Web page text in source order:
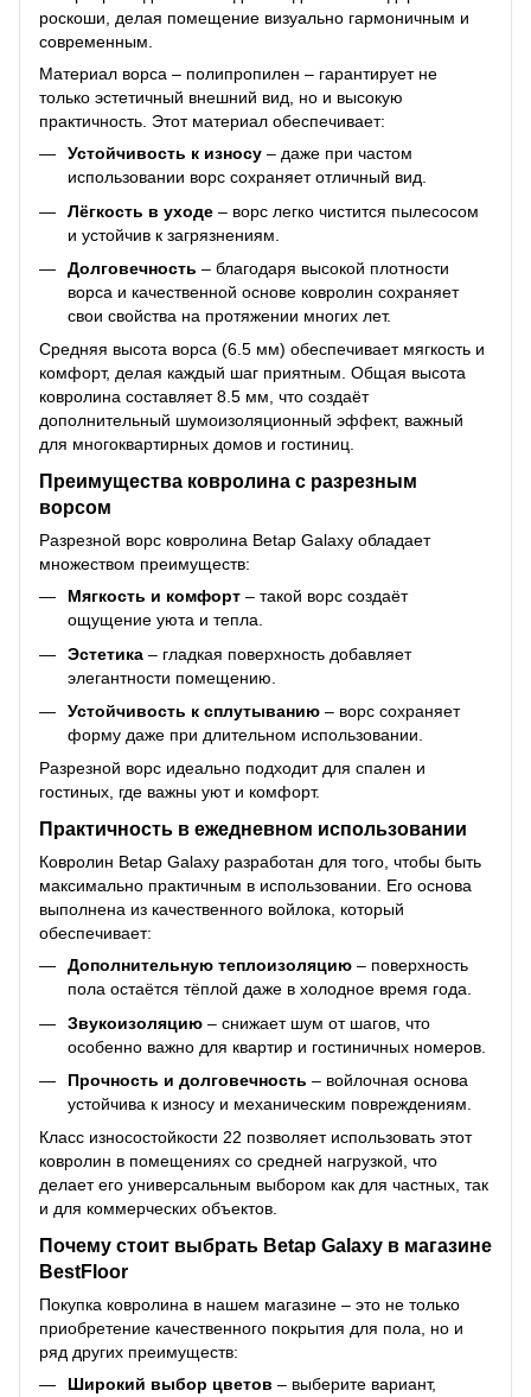
роскоши, делая помещение визуально гармоничным и
современным.
Материал ворса – полипропилен – гарантирует не
только эстетичный внешний вид, но и высокую
практичность. Этот материал обеспечивает:
Устойчивость к износу – даже при частом
использовании ворс сохраняет отличный вид.
Лёгкость в уходе – ворс легко чистится пылесосом
и устойчив к загрязнениям.
Долговечность – благодаря высокой плотности
ворса и качественной основе ковролин сохраняет
свои свойства на протяжении многих лет.
Средняя высота ворса (6.5 мм) обеспечивает мягкость и
комфорт, делая каждый шаг приятным. Общая высота
ковролина составляет 8.5 мм, что создаёт
дополнительный шумоизоляционный эффект, важный
для многоквартирных домов и гостиниц.
Преимущества ковролина с разрезным
ворсом
Разрезной ворс ковролина Betap Galaxy обладает
множеством преимуществ:
Мягкость и комфорт – такой ворс создаёт
ощущение уюта и тепла.
Эстетика – гладкая поверхность добавляет
элегантности помещению.
Устойчивость к сплутыванию – ворс сохраняет
форму даже при длительном использовании.
Разрезной ворс идеально подходит для спален и
гостиных, где важны уют и комфорт.
Практичность в ежедневном использовании
Ковролин Betap Galaxy разработан для того, чтобы быть
максимально практичным в использовании. Его основа
выполнена из качественного войлока, который
обеспечивает:
Дополнительную теплоизоляцию – поверхность
пола остаётся тёплой даже в холодное время года.
Звукоизоляцию – снижает шум от шагов, что
особенно важно для квартир и гостиничных номеров.
Прочность и долговечность – войлочная основа
устойчива к износу и механическим повреждениям.
Класс износостойкости 22 позволяет использовать этот
ковролин в помещениях со средней нагрузкой, что
делает его универсальным выбором как для частных, так
и для коммерческих объектов.
Почему стоит выбрать Betap Galaxy в магазине
BestFloor
Покупка ковролина в нашем магазине – это не только
приобретение качественного покрытия для пола, но и
ряд других преимуществ:
Широкий выбор цветов – выберите вариант,